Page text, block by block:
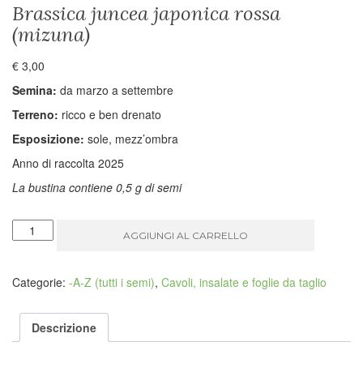
Brassica juncea japonica rossa
(mizuna)
€ 3,00
Semina: da marzo a settembre
Terreno: ricco e ben drenato
Esposizione: sole, mezz’ombra
Anno di raccolta 2025
La bustina contiene 0,5 g di semi
Brassica
juncea
rossa
(mizuna)
AGGIUNGI AL CARRELLO
Categorie: -A-Z (tutti i semi), Cavoli, insalate e foglie da taglio
Descrizione